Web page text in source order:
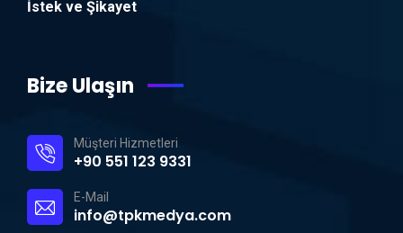
İstek ve Şikayet
Bize Ulaşın
Müşteri Hizmetleri
+90 551 123 9331
E-Mail
info@tpkmedya.com